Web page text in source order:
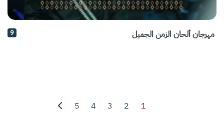
مهرجان ألحان الزمن الجميل 9
1
2
3
4
5